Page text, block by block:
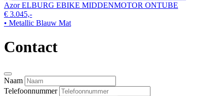
Azor ELBURG EBIKE MIDDENMOTOR ONTUBE
€ 3.045,-
• Metallic Blauw Mat
Contact
Naam
Telefoonnummer